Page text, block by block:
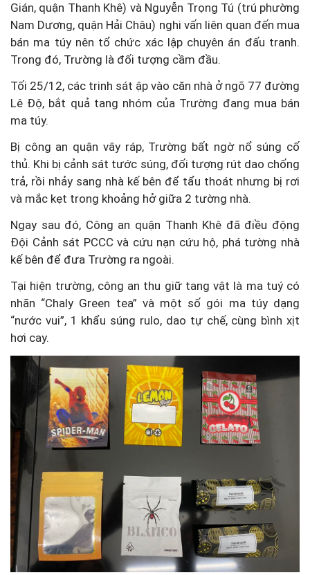
Gián, quận Thanh Khê) và Nguyễn Trọng Tú (trú phường
Nam Dương, quận Hải Châu) nghi vấn liên quan đến mua
bán ma túy nên tổ chức xác lập chuyên án đấu tranh.
Trong đó, Trường là đối tượng cầm đầu.
Tối 25/12, các trinh sát ập vào căn nhà ở ngõ 77 đường
Lê Độ, bắt quả tang nhóm của Trường đang mua bán
ma túy.
Bị công an quận vây ráp, Trường bất ngờ nổ súng cố
thủ. Khi bị cảnh sát tước súng, đối tượng rút dao chống
trả, rồi nhảy sang nhà kế bên để tẩu thoát nhưng bị rơi
và mắc kẹt trong khoảng hở giữa 2 tường nhà.
Ngay sau đó, Công an quận Thanh Khê đã điều động
Đội Cảnh sát PCCC và cứu nạn cứu hộ, phá tường nhà
kế bên để đưa Trường ra ngoài.
Tại hiện trường, công an thu giữ tang vật là ma tuý có
nhãn “Chaly Green tea” và một số gói ma túy dạng
“nước vui”, 1 khẩu súng rulo, dao tự chế, cùng bình xịt
hơi cay.